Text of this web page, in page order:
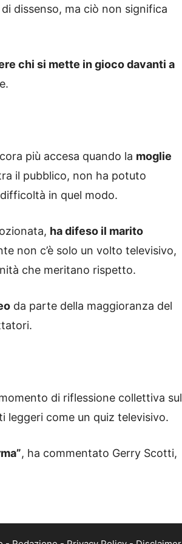
dissenso, ma ciò non significa
chi si mette in gioco davanti a
più accesa quando la moglie
il pubblico, non ha potuto
in quel modo.
ha difeso il marito
non c’è solo un volto televisivo,
che meritano rispetto.
da parte della maggioranza del
di riflessione collettiva sul
leggeri come un quiz televisivo.
, ha commentato Gerry Scotti,